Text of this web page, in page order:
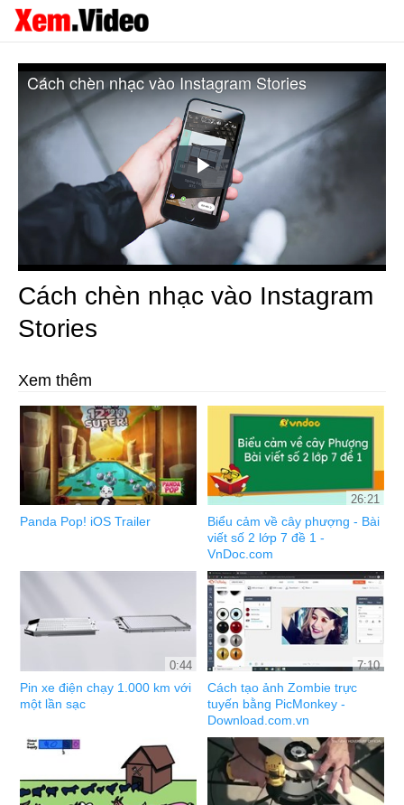
Play
Video
Cách chèn nhạc vào Instagram Stories
Cách chèn nhạc vào Instagram
Stories
Xem thêm
Panda Pop! iOS Trailer
26:21
Biểu cảm về cây phượng - Bài
viết số 2 lớp 7 đề 1 -
VnDoc.com
0:44
Pin xe điện chạy 1.000 km với
một lần sạc
7:10
Cách tạo ảnh Zombie trực
tuyến bằng PicMonkey -
Download.com.vn